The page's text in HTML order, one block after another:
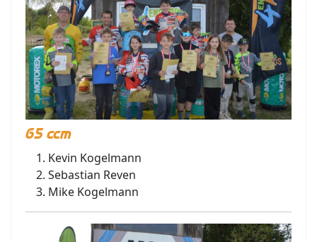
65 ccm
Kevin Kogelmann
Sebastian Reven
Mike Kogelmann